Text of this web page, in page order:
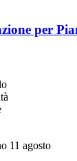
per
11 agosto